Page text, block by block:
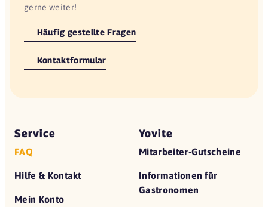
gerne weiter!
Häufig gestellte Fragen
Kontaktformular
Service
FAQ
Hilfe & Kontakt
Mein Konto
Yovite
Mitarbeiter-Gutscheine
Informationen für
Gastronomen